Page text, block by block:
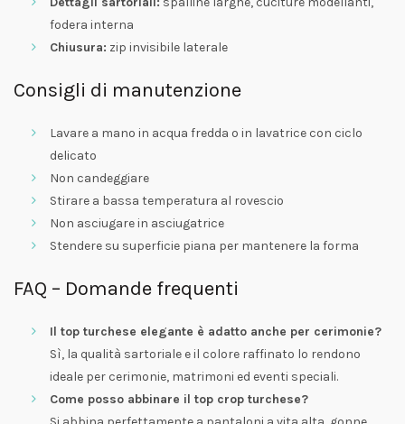
fodera interna
Chiusura: zip invisibile laterale
Consigli di manutenzione
Lavare a mano in acqua fredda o in lavatrice con ciclo
delicato
Non candeggiare
Stirare a bassa temperatura al rovescio
Non asciugare in asciugatrice
Stendere su superficie piana per mantenere la forma
FAQ – Domande frequenti
Il top turchese elegante è adatto anche per cerimonie?
Sì, la qualità sartoriale e il colore raffinato lo rendono
ideale per cerimonie, matrimoni ed eventi speciali.
Come posso abbinare il top crop turchese?